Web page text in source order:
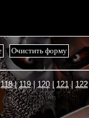
118 119 120 121 122